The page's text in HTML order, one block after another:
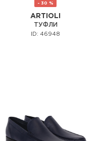
- 30 %
ARTIOLI
ТУФЛИ
ID: 46948